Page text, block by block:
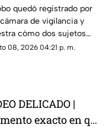
enc4ñonan a
y se llevan
quedó registrado por
de vigilancia y
cómo dos sujetos
a un conductor y a
08, 2026 04:21 p. m.
DELICADO |
exacto en que